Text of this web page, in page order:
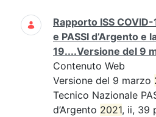
Rapporto ISS
e PASSI d’Argento e
19....Versione del 9
Contenuto Web
Versione del 9 marzo
Tecnico Nazionale
d’Argento 2021, ii, 39